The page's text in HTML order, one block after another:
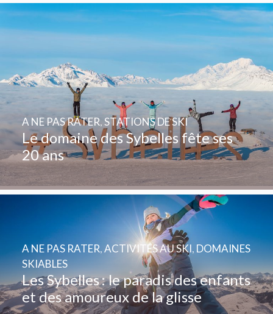
Le domaine des Sybelles fête ses
20 ans
A NE PAS RATER,STATIONS DE SKI
Les Sybelles : le paradis des enfants
et des amoureux de la glisse
A NE PAS RATER,ACTIVITÉS AU SKI, DOMAINES
SKIABLES